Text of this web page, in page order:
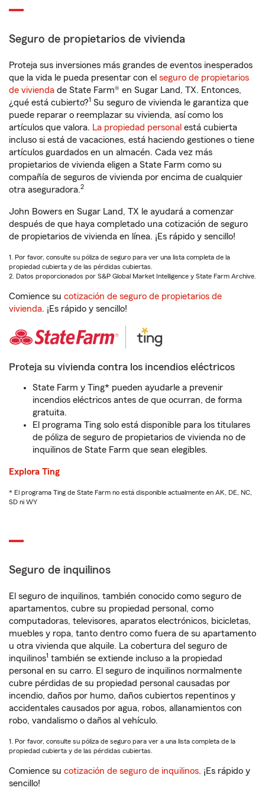
Seguro de propietarios de vivienda
Proteja sus inversiones más grandes de eventos inesperados
que la vida le pueda presentar con el seguro de propietarios
de vivienda de State Farm® en Sugar Land, TX. Entonces,
¿qué está cubierto?1 Su seguro de vivienda le garantiza que
puede reparar o reemplazar su vivienda, así como los
artículos que valora. La propiedad personal está cubierta
incluso si está de vacaciones, está haciendo gestiones o tiene
artículos guardados en un almacén. Cada vez más
propietarios de vivienda eligen a State Farm como su
compañía de seguros de vivienda por encima de cualquier
otra aseguradora.2
John Bowers en Sugar Land, TX le ayudará a comenzar
después de que haya completado una cotización de seguro
de propietarios de vivienda en línea. ¡Es rápido y sencillo!
1. Por favor, consulte su póliza de seguro para ver una lista completa de la
propiedad cubierta y de las pérdidas cubiertas.
2. Datos proporcionados por S&P Global Market Intelligence y State Farm Archive.
Comience su cotización de seguro de propietarios de
vivienda. ¡Es rápido y sencillo!
Proteja su vivienda contra los incendios eléctricos
State Farm y Ting* pueden ayudarle a prevenir
incendios eléctricos antes de que ocurran, de forma
gratuita.
El programa Ting solo está disponible para los titulares
de póliza de seguro de propietarios de vivienda no de
inquilinos de State Farm que sean elegibles.
Explora Ting
* El programa Ting de State Farm no está disponible actualmente en AK, DE, NC,
SD ni WY
Seguro de inquilinos
El seguro de inquilinos, también conocido como seguro de
apartamentos, cubre su propiedad personal, como
computadoras, televisores, aparatos electrónicos, bicicletas,
muebles y ropa, tanto dentro como fuera de su apartamento
u otra vivienda que alquile. La cobertura del seguro de
inquilinos1 también se extiende incluso a la propiedad
personal en su carro. El seguro de inquilinos normalmente
cubre pérdidas de su propiedad personal causadas por
incendio, daños por humo, daños cubiertos repentinos y
accidentales causados por agua, robos, allanamientos con
robo, vandalismo o daños al vehículo.
1. Por favor, consulte su póliza de seguro para ver a una lista completa de la
propiedad cubierta y de las pérdidas cubiertas.
Comience su cotización de seguro de inquilinos. ¡Es rápido y
sencillo!